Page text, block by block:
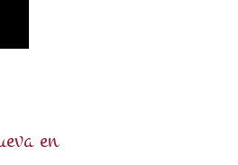
en